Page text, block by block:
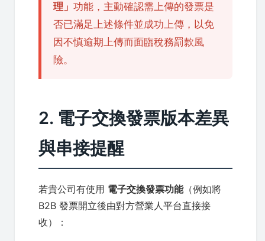
理」 功能，主動確認需上傳的發票是
否已滿足上述條件並成功上傳，以免
因不慎逾期上傳而面臨稅務罰款風
險。
2. 電子交換發票版本差異
與串接提醒
若貴公司有使用 電子交換發票功能（例如將
B2B 發票開立後由對方營業人平台直接接
收）：